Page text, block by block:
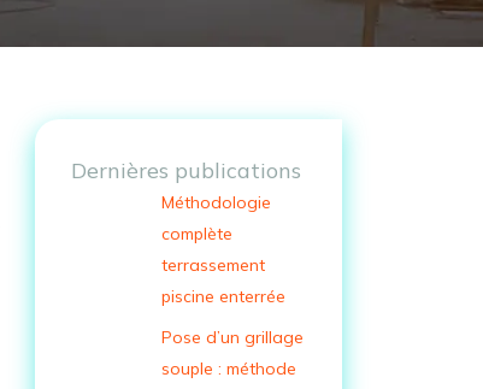
Dernières publications
Méthodologie
complète
terrassement
piscine enterrée
Pose d’un grillage
souple : méthode